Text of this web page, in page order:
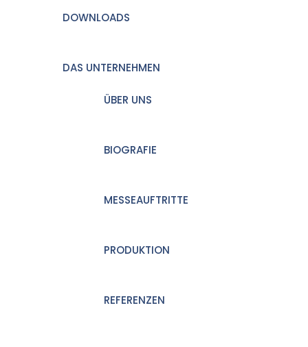
DOWNLOADS
DAS UNTERNEHMEN
ÜBER UNS
BIOGRAFIE
MESSEAUFTRITTE
PRODUKTION
REFERENZEN